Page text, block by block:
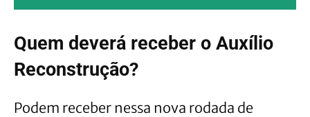
Quem deverá receber o Auxílio
Reconstrução?
Podem receber nessa nova rodada de